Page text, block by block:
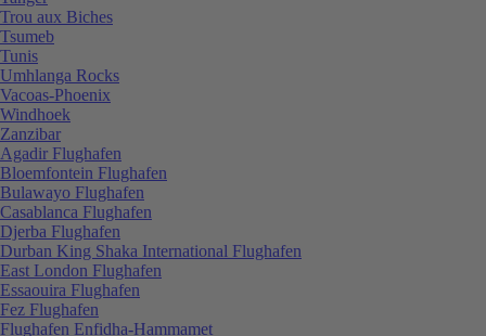
Trou aux Biches
Tsumeb
Tunis
Umhlanga Rocks
Vacoas-Phoenix
Windhoek
Zanzibar
Agadir Flughafen
Bloemfontein Flughafen
Bulawayo Flughafen
Casablanca Flughafen
Djerba Flughafen
Durban King Shaka International Flughafen
East London Flughafen
Essaouira Flughafen
Fez Flughafen
Flughafen Enfidha-Hammamet